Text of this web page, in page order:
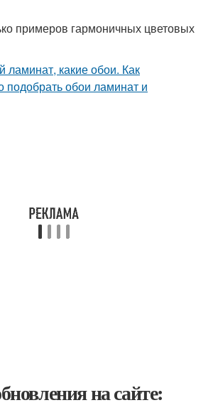
примеров гармоничных цветовых
на сайте: